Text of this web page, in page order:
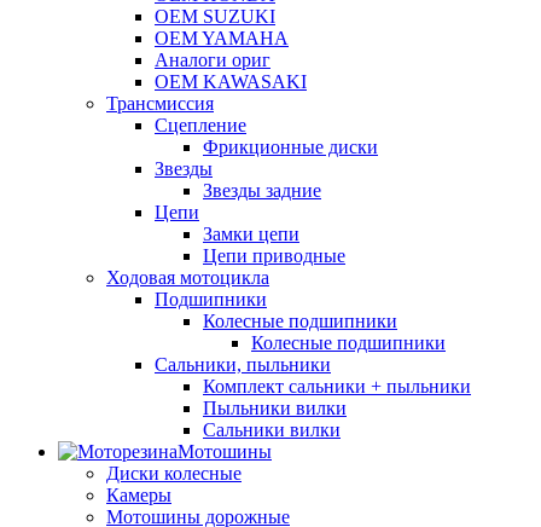
OEM SUZUKI
OEM YAMAHA
Аналоги ориг
OEM KAWASAKI
Трансмиссия
Cцепление
Фрикционные диски
Звезды
Звезды задние
Цепи
Замки цепи
Цепи приводные
Ходовая мотоцикла
Подшипники
Колесные подшипники
Колесные подшипники
Сальники, пыльники
Комплект сальники + пыльники
Пыльники вилки
Сальники вилки
Мотошины
Диски колесные
Камеры
Мотошины дорожные